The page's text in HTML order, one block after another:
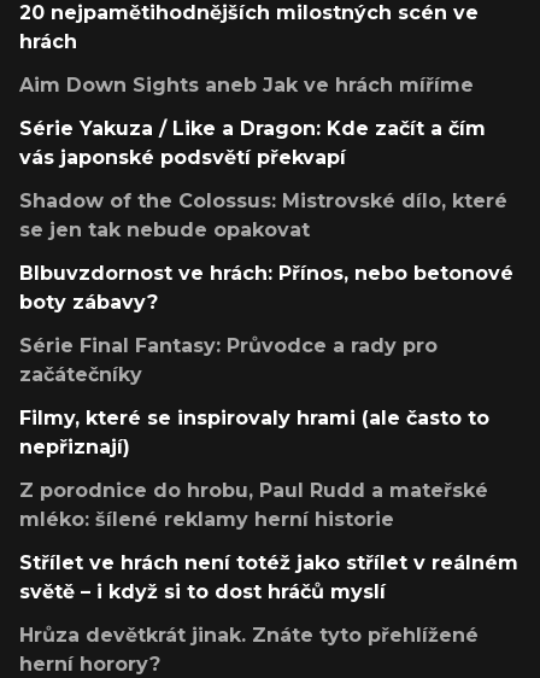
20 nejpamětihodnějších milostných scén ve
hrách
Aim Down Sights aneb Jak ve hrách míříme
Série Yakuza / Like a Dragon: Kde začít a čím
vás japonské podsvětí překvapí
Shadow of the Colossus: Mistrovské dílo, které
se jen tak nebude opakovat
Blbuvzdornost ve hrách: Přínos, nebo betonové
boty zábavy?
Série Final Fantasy: Průvodce a rady pro
začátečníky
Filmy, které se inspirovaly hrami (ale často to
nepřiznají)
Z porodnice do hrobu, Paul Rudd a mateřské
mléko: šílené reklamy herní historie
Střílet ve hrách není totéž jako střílet v reálném
světě – i když si to dost hráčů myslí
Hrůza devětkrát jinak. Znáte tyto přehlížené
herní horory?